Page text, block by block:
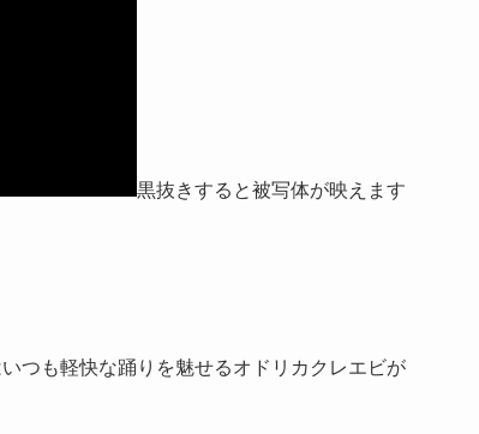
黒抜きすると被写体が映えます
つも軽快な踊りを魅せるオドリカクレエビが